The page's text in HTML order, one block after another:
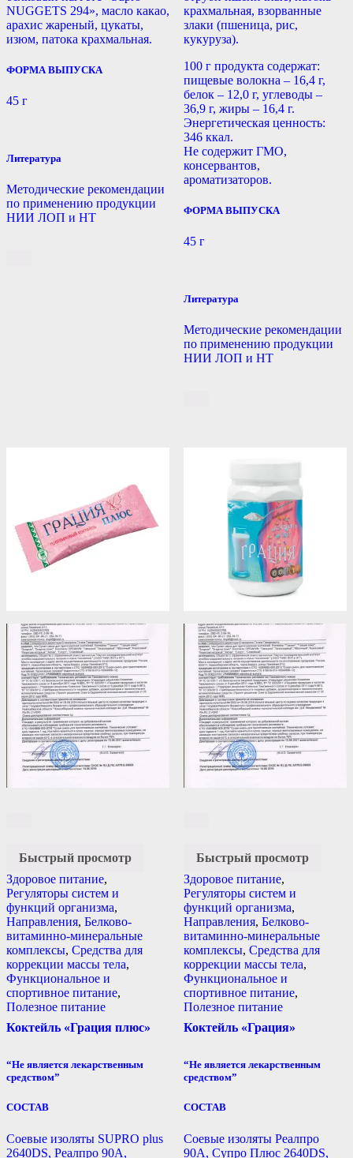
NUGGETS 294», масло какао,
арахис жареный, цукаты,
изюм, патока крахмальная.
ФОРМА ВЫПУСКА
45 г
Литература
Методические рекомендации
по применению продукции
НИИ ЛОП и НТ
крахмальная, взорванные
злаки (пшеница, рис,
кукуруза).
100 г продукта содержат:
пищевые волокна – 16,4 г,
белок – 12,0 г, углеводы –
36,9 г, жиры – 16,4 г.
Энергетическая ценность:
346 ккал.
Не содержит ГМО,
консервантов,
ароматизаторов.
ФОРМА ВЫПУСКА
45 г
Литература
Методические рекомендации
по применению продукции
НИИ ЛОП и НТ
Быстрый просмотр
Здоровое питание,
Регуляторы систем и
функций организма,
Направления, Белково-
витаминно-минеральные
комплексы, Средства для
коррекции массы тела,
Функциональное и
спортивное питание,
Полезное питание
Коктейль «Грация плюс»
“Не является лекарственным
средством”
СОСТАВ
Соевые изоляты SUPRO plus
2640DS, Реалпро 90А,
Быстрый просмотр
Здоровое питание,
Регуляторы систем и
функций организма,
Направления, Белково-
витаминно-минеральные
комплексы, Средства для
коррекции массы тела,
Функциональное и
спортивное питание,
Полезное питание
Коктейль «Грация»
“Не является лекарственным
средством”
СОСТАВ
Соевые изоляты Реалпро
90А, Супро Плюс 2640DS,